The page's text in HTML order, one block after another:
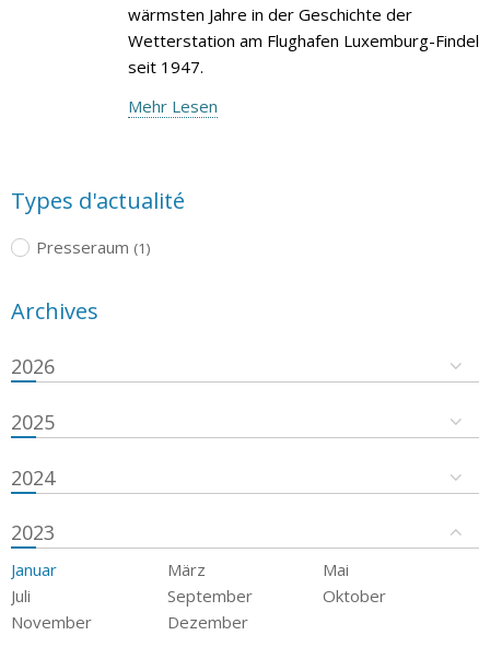
wärmsten Jahre in der Geschichte der
Wetterstation am Flughafen Luxemburg-Findel
seit 1947.
Mehr Lesen
Types d'actualité
Presseraum (1)
Archives
2026
2025
2024
2023
Januar März
Mai
Juli
September
Oktober
November
Dezember